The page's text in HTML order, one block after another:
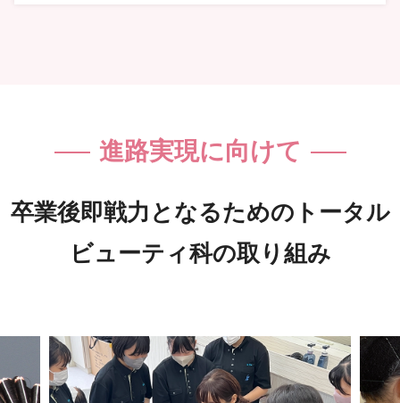
進路実現に向けて
卒業後即戦力となるためのトータル
ビューティ科の取り組み